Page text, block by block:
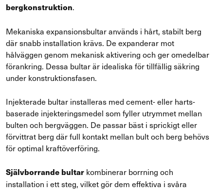
bergkonstruktion.
Mekaniska expansionsbultar används i hårt, stabilt berg
där snabb installation krävs. De expanderar mot
hålväggen genom mekanisk aktivering och ger omedelbar
förankring. Dessa bultar är idealiska för tillfällig säkring
under konstruktionsfasen.
Injekterade bultar installeras med cement- eller harts-
baserade injekteringsmedel som fyller utrymmet mellan
bulten och bergväggen. De passar bäst i sprickigt eller
förvittrat berg där full kontakt mellan bult och berg behövs
för optimal kraftöverföring.
Självborrande bultar kombinerar borrning och
installation i ett steg, vilket gör dem effektiva i svåra